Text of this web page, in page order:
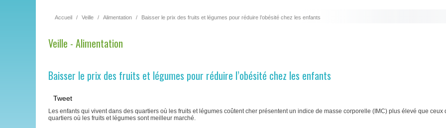
Accueil / Veille / Alimentation / Baisser le prix des fruits et légumes pour réduire l’obésité chez les enfants
Veille - Alimentation
Baisser le prix des fruits et légumes pour réduire l’obésité chez les enfants
Tweet
Les enfants qui vivent dans des quartiers où les fruits et légumes coûtent cher présentent un indice de masse corporelle (IMC) plus élevé que ceux
quartiers où les fruits et légumes sont meilleur marché.